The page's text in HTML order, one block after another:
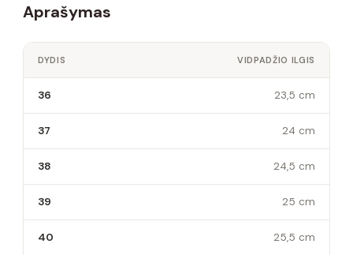
Aprašymas
DYDIS VIDPADŽIO ILGIS
36 23,5 cm
37 24 cm
38 24,5 cm
39 25 cm
40 25,5 cm